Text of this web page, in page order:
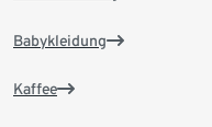
Babykleidung
Kaffee